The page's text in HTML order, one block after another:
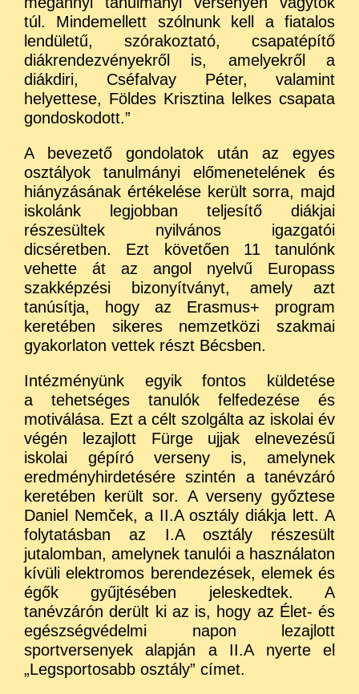
túl. Mindemellett szólnunk kell a fiatalos
lendületű, szórakoztató, csapatépítő
diákrendezvényekről is, amelyekről a
diákdiri, Cséfalvay Péter, valamint
helyettese, Földes Krisztina lelkes csapata
gondoskodott.”
A bevezető gondolatok után az egyes
osztályok tanulmányi előmenetelének és
hiányzásának értékelése került sorra, majd
iskolánk legjobban teljesítő diákjai
részesültek nyilvános igazgatói
dicséretben. Ezt követően 11 tanulónk
vehette át az angol nyelvű Europass
szakképzési bizonyítványt, amely azt
tanúsítja, hogy az Erasmus+ program
keretében sikeres nemzetközi szakmai
gyakorlaton vettek részt Bécsben.
Intézményünk egyik fontos küldetése
a tehetséges tanulók felfedezése és
motiválása. Ezt a célt szolgálta az iskolai év
végén lezajlott Fürge ujjak elnevezésű
iskolai gépíró verseny is, amelynek
eredményhirdetésére szintén a tanévzáró
keretében került sor. A verseny győztese
Daniel Nemček, a II.A osztály diákja lett. A
folytatásban az I.A osztály részesült
jutalomban, amelynek tanulói a használaton
kívüli elektromos berendezések, elemek és
égők gyűjtésében jeleskedtek. A
tanévzárón derült ki az is, hogy az Élet- és
egészségvédelmi napon lezajlott
sportversenyek alapján a II.A nyerte el
„Legsportosabb osztály” címet.